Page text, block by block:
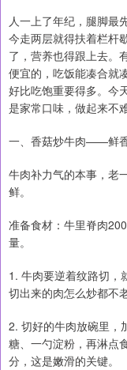
人一上了年纪，腿脚最
今走两层就得扶着栏杆
了，营养也得跟上去。
便宜的，吃饭能凑合就
好比吃饱重要得多。今
是家常口味，做起来不
一、香菇炒牛肉——鲜
牛肉补力气的本事，老
鲜。
准备食材：牛里脊肉
量。
1. 牛肉要逆着纹路切，
切出来的肉怎么炒都不老
2. 切好的牛肉放碗里，
糖、一勺淀粉，再淋点
分，这是嫩滑的关键。